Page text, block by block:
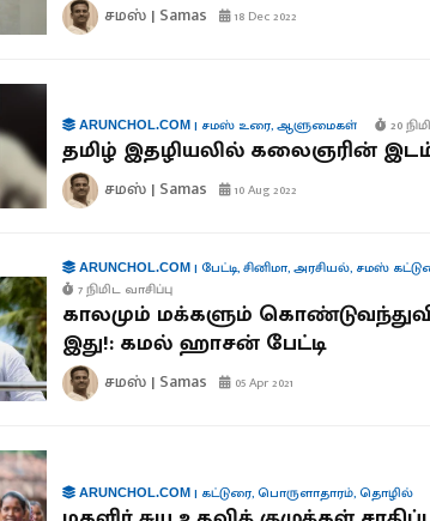
சமஸ் | Samas 18 Dec 2022
ARUNCHOL.COM| சமஸ் உரை,ஆளுமைகள் 20
தமிழ் இதழியலில் கலைஞரின்
சமஸ் | Samas 10 Aug 2022
ARUNCHOL.COM| பேட்டி,சினிமா,அரசியல், சமஸ்
7 நிமிட வாசிப்பு
காலமும் மக்களும்
இது!: கமல் ஹாசன் பேட்டி
சமஸ் | Samas 05 Apr 2021
ARUNCHOL.COM| கட்டுரை,பொருளாதாரம்,தொழில்